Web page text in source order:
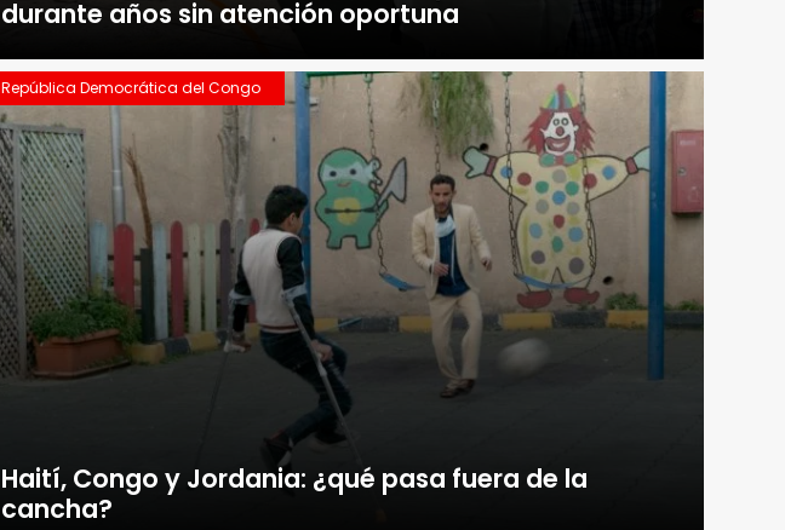
durante años sin atención oportuna
República Democrática del Congo
Haití, Congo y Jordania: ¿qué pasa fuera de la
cancha?